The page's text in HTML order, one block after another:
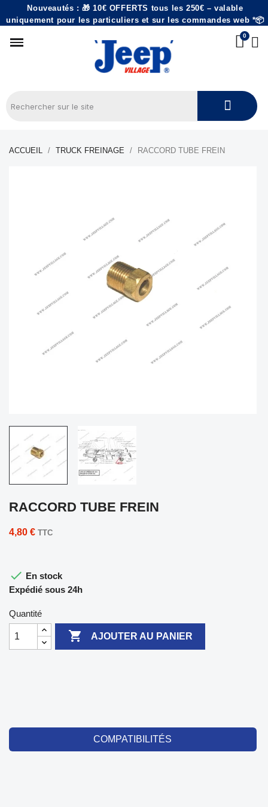
Nouveautés : 🎁 10€ OFFERTS tous les 250€ – valable
uniquement pour les particuliers et sur les commandes web *📦
ACCUEIL TRUCK FREINAGE RACCORD TUBE FREIN
RACCORD TUBE FREIN
4,80 € TTC
 En stock
Expédié sous 24h
Quantité
 AJOUTER AU PANIER
COMPATIBILITÉS